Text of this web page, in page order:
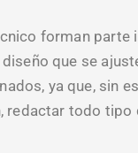
forman
que se
ya que, sin
redactar todo